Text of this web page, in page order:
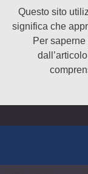
Questo sito
significa che
Per saperne